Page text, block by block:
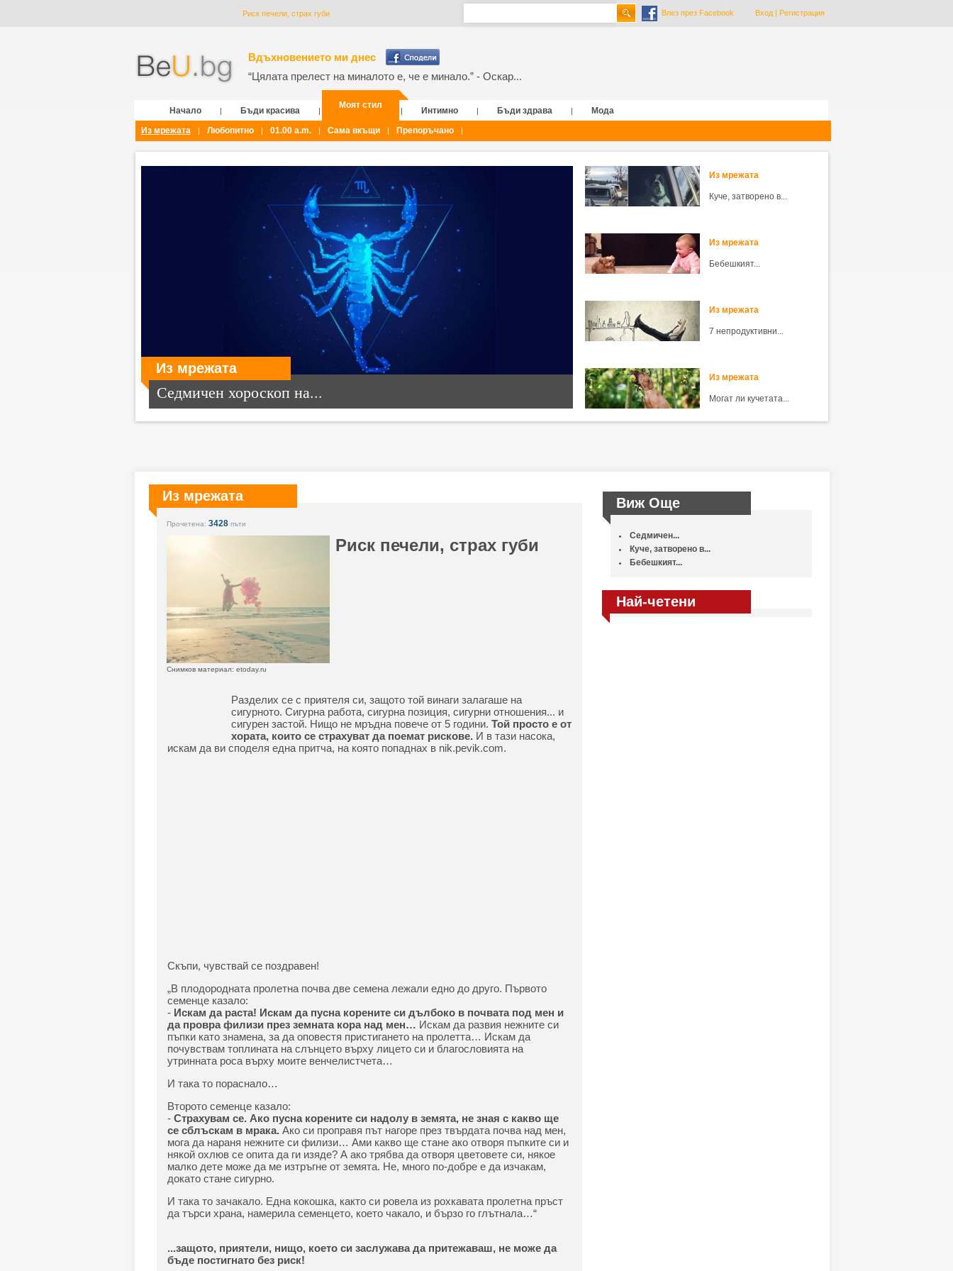
Риск печели, страх губи Влез през Facebook Вход| Регистрация
Вдъхновението ми днес
“Цялата прелест на миналото е, че е минало.” - Оскар...
Начало | Бъди красива |
Моят стил
| Интимно | Бъди здрава |
Мода
Из мрежата
| Любопитно | 01.00 a.m. | Сама вкъщи | Препоръчано |
Из мрежата
Седмичен хороскоп на...
Из мрежата
Куче, затворено в...
Из мрежата
Бебешкият...
Из мрежата
7 непродуктивни...
Из мрежата
Могат ли кучетата...
Из мрежата
Прочетена: 3428пъти
Риск печели, страх губи
Снимков материал: etoday.ru
Разделих се с приятеля си, защото той винаги залагаше на
сигурното. Сигурна работа, сигурна позиция, сигурни отношения... и
сигурен застой. Нищо не мръдна повече от 5 години. Той просто е от
хората, които се страхуват да поемат рискове. И в тази насока,
искам да ви споделя една притча, на която попаднах в nik.pevik.com.
Скъпи, чувствай се поздравен!
„В плодородната пролетна почва две семена лежали едно до друго. Първото
семенце казало:
- Искам да раста! Искам да пусна корените си дълбоко в почвата под мен и
да провра филизи през земната кора над мен… Искам да развия нежните си
пъпки като знамена, за да оповестя пристигането на пролетта… Искам да
почувствам топлината на слънцето върху лицето си и благословията на
утринната роса върху моите венчелистчета…
И така то пораснало…
Второто семенце казало:
- Страхувам се. Ако пусна корените си надолу в земята, не зная с какво ще
се сблъскам в мрака. Ако си проправя път нагоре през твърдата почва над мен,
мога да нараня нежните си филизи… Ами какво ще стане ако отворя пъпките си и
някой охлюв се опита да ги изяде? А ако трябва да отворя цветовете си, някое
малко дете може да ме изтръгне от земята. Не, много по-добре е да изчакам,
докато стане сигурно.
И така то зачакало. Една кокошка, както си ровела из рохкавата пролетна пръст
да търси храна, намерила семенцето, което чакало, и бързо го глътнала…“
...защото, приятели, нищо, което си заслужава да притежаваш, не може да
бъде постигнато без риск!
Виж Още
Седмичен...
Куче, затворено в...
Бебешкият...
Най-четени